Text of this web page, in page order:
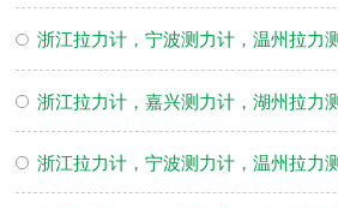
浙江拉力计，宁波测力计，温州拉力
浙江拉力计，嘉兴测力计，湖州拉力
浙江拉力计，宁波测力计，温州拉力